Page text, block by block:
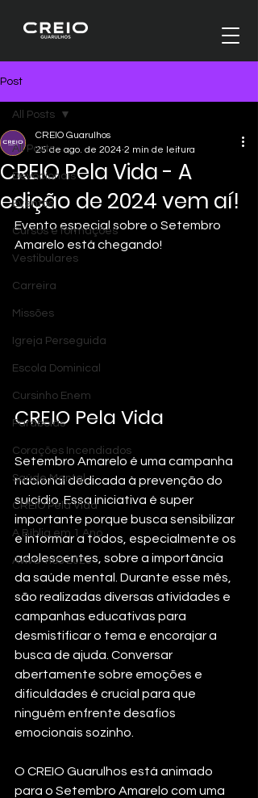
Post
All Posts
Devocionais
Eventos
Cursos e formações
Vestibulares
Carreira
Missões
Igreja Perseguida
Escola Dominical
Cursinho Enem
Parábolas
Corações Incendiados
Saúde Mental
CREIO Pela Vida
A Bíblia em 1 Ano
Aviva-nos 2025
All Posts
CREIO Pela Vida - A
edição de 2024 vem aí!
CREIO Guarulhos
25 de ago. de 2024 2 min de leitura
Evento especial sobre o Setembro
Amarelo está chegando!
CREIO Pela Vida
Setembro Amarelo é uma campanha
nacional dedicada à prevenção do
suicídio. Essa iniciativa é super
importante porque busca sensibilizar
e informar a todos, especialmente os
adolescentes, sobre a importância
da saúde mental. Durante esse mês,
são realizadas diversas atividades e
campanhas educativas para
desmistificar o tema e encorajar a
busca de ajuda. Conversar
abertamente sobre emoções e
dificuldades é crucial para que
ninguém enfrente desafios
emocionais sozinho.
O CREIO Guarulhos está animado
para o Setembro Amarelo com uma